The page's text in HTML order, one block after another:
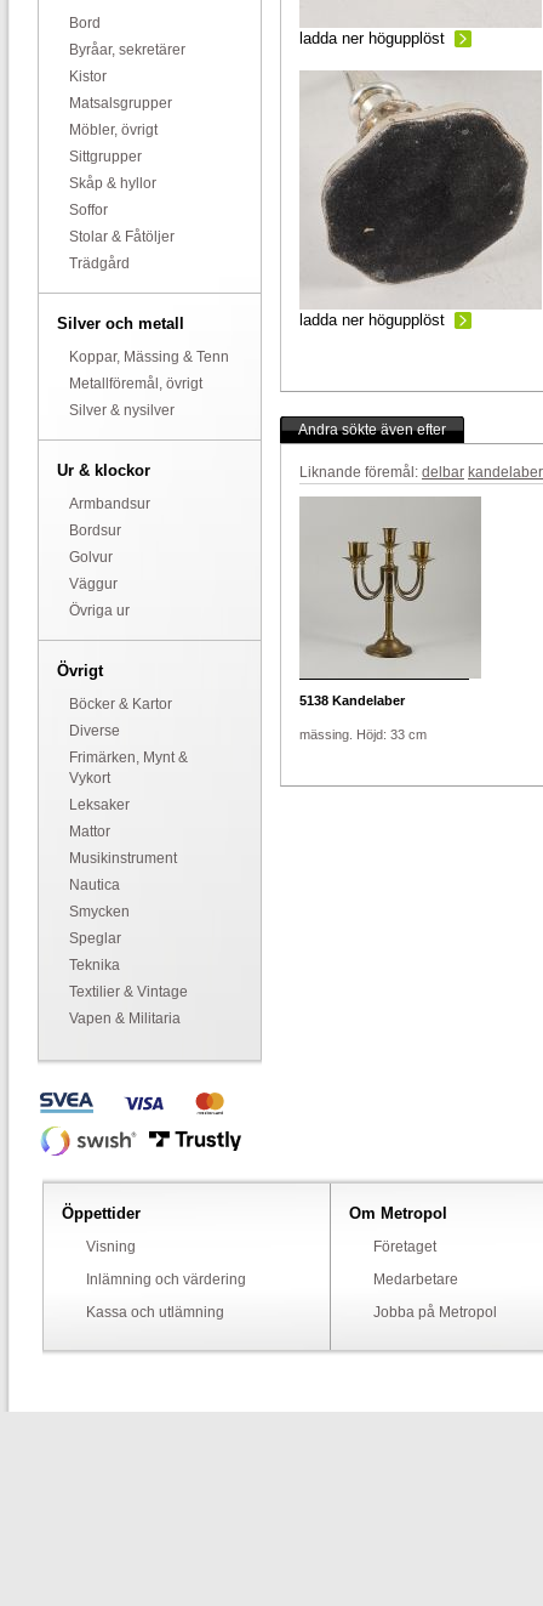
Bord
Byråar, sekretärer
Kistor
Matsalsgrupper
Möbler, övrigt
Sittgrupper
Skåp & hyllor
Soffor
Stolar & Fåtöljer
Trädgård
Silver och metall
Koppar, Mässing & Tenn
Metallföremål, övrigt
Silver & nysilver
Ur & klockor
Armbandsur
Bordsur
Golvur
Väggur
Övriga ur
Övrigt
Böcker & Kartor
Diverse
Frimärken, Mynt &
Vykort
Leksaker
Mattor
Musikinstrument
Nautica
Smycken
Speglar
Teknika
Textilier & Vintage
Vapen & Militaria
ladda ner högupplöst
ladda ner högupplöst
Andra sökte även efter
Liknande föremål: delbar kandelaber
5138 Kandelaber
mässing. Höjd: 33 cm
Öppettider
Visning
Inlämning och värdering
Kassa och utlämning
Om Metropol
Företaget
Medarbetare
Jobba på Metropol